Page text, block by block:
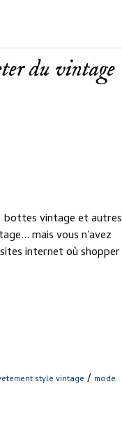
du vintage
bottes vintage et autres
mais vous n'avez
internet où shopper
style vintage / mode